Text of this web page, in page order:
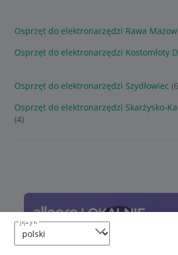
język
Osprzęt do elektronarzędzi Rawa
Osprzęt do elektronarzędzi Kostomłoty
Osprzęt do elektronarzędzi Szydłowiec
Osprzęt do elektronarzędzi Skarżysko-
(4)